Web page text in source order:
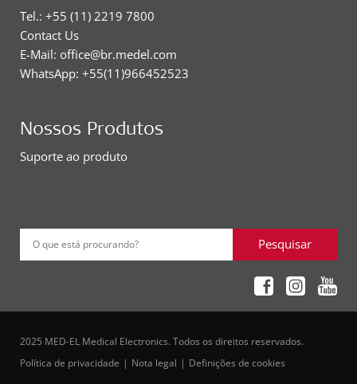
Tel.: +55 (11) 2219 7800
Contact Us
E-Mail: office@br.medel.com
WhatsApp: +55(11)966452523
Nossos Produtos
Suporte ao produto
O que está procurando? Pesquisar
2025 MED-EL Medical Electronics. Todos os direitos reservados.
Política de privacidade
Nota legal Definições de cookies